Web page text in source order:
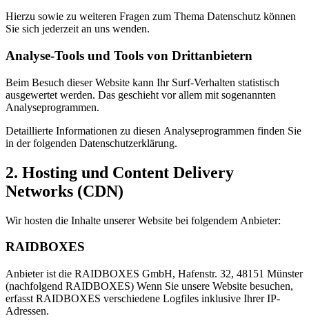
Hierzu sowie zu weiteren Fragen zum Thema Datenschutz können
Sie sich jederzeit an uns wenden.
Analyse-Tools und Tools von Dritt­anbietern
Beim Besuch dieser Website kann Ihr Surf-Verhalten statistisch
ausgewertet werden. Das geschieht vor allem mit sogenannten
Analyseprogrammen.
Detaillierte Informationen zu diesen Analyseprogrammen finden Sie
in der folgenden Datenschutzerklärung.
2. Hosting und Content Delivery
Networks (CDN)
Wir hosten die Inhalte unserer Website bei folgendem Anbieter:
RAIDBOXES
Anbieter ist die RAIDBOXES GmbH, Hafenstr. 32, 48151 Münster
(nachfolgend RAIDBOXES) Wenn Sie unsere Website besuchen,
erfasst RAIDBOXES verschiedene Logfiles inklusive Ihrer IP-
Adressen.